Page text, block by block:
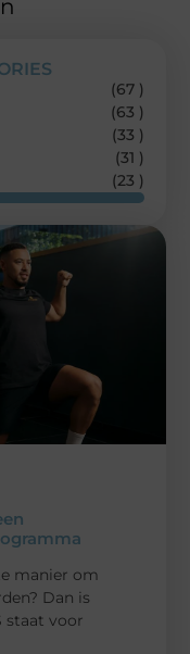
manier om
Dan is
staat voor
(67 )
(63 )
(33 )
(31 )
(23 )